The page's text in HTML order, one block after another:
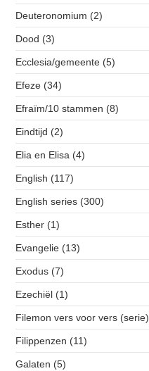
Deuteronomium (2)
Dood (3)
Ecclesia/gemeente (5)
Efeze (34)
Efraïm/10 stammen (8)
Eindtijd (2)
Elia en Elisa (4)
English (117)
English series (300)
Esther (1)
Evangelie (13)
Exodus (7)
Ezechiël (1)
Filemon vers voor vers (serie)
Filippenzen (11)
Galaten (5)